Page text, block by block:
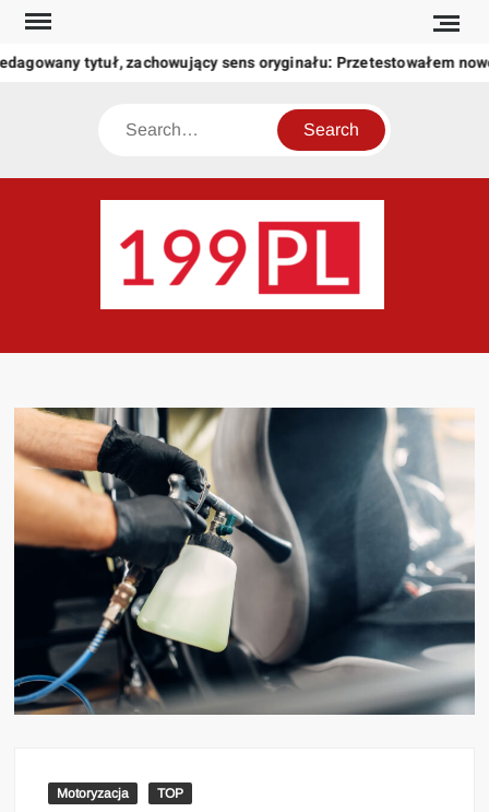
Skip
content tytuł, zachowujący sens oryginału: Przetestowałem
Search
świat
Motoryzacja TOP